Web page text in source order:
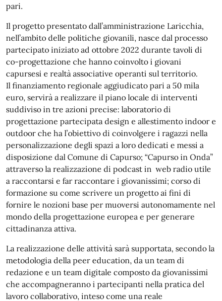
pari.
Il progetto presentato dall’amministrazione Laricchia,
nell’ambito delle politiche giovanili, nasce dal processo
partecipato iniziato ad ottobre 2022 durante tavoli di
co-progettazione che hanno coinvolto i giovani
capursesi e realtà associative operanti sul territorio.
Il finanziamento regionale aggiudicato pari a 50 mila
euro, servirà a realizzare il piano locale di interventi
suddiviso in tre azioni precise: laboratorio di
progettazione partecipata design e allestimento indoor e
outdoor che ha l’obiettivo di coinvolgere i ragazzi nella
personalizzazione degli spazi a loro dedicati e messi a
disposizione dal Comune di Capurso; “Capurso in Onda”
attraverso la realizzazione di podcast in web radio utile
a raccontarsi e far raccontare i giovanissimi; corso di
formazione su come scrivere un progetto ai fini di
fornire le nozioni base per muoversi autonomamente nel
mondo della progettazione europea e per generare
cittadinanza attiva.
La realizzazione delle attività sarà supportata, secondo la
metodologia della peer education, da un team di
redazione e un team digitale composto da giovanissimi
che accompagneranno i partecipanti nella pratica del
lavoro collaborativo, inteso come una reale